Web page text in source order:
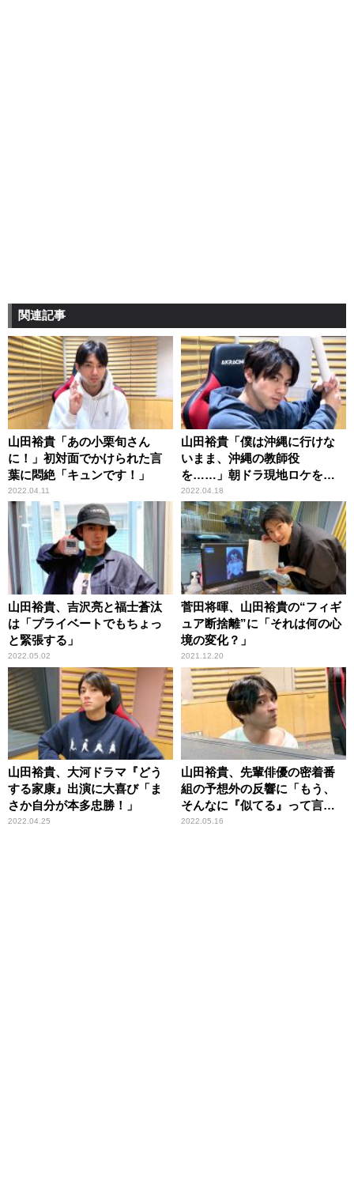
関連記事
山田裕貴「あの小栗旬さん
に！」初対面でかけられた言
葉に悶絶「キュンです！」
2022.04.11
山田裕貴「僕は沖縄に行けな
いまま、沖縄の教師役
を……」朝ドラ現地ロケを切
望
2022.04.18
山田裕貴、吉沢亮と福士蒼汰
は「プライベートでもちょっ
と緊張する」
2022.05.02
菅田将暉、山田裕貴の“フィギ
ュア断捨離”に「それは何の心
境の変化？」
2021.12.20
山田裕貴、大河ドラマ『どう
する家康』出演に大喜び「ま
さか自分が本多忠勝！」
2022.04.25
山田裕貴、先輩俳優の密着番
組の予想外の反響に「もう、
そんなに『似てる』って言わ
れたら……」
2022.05.16